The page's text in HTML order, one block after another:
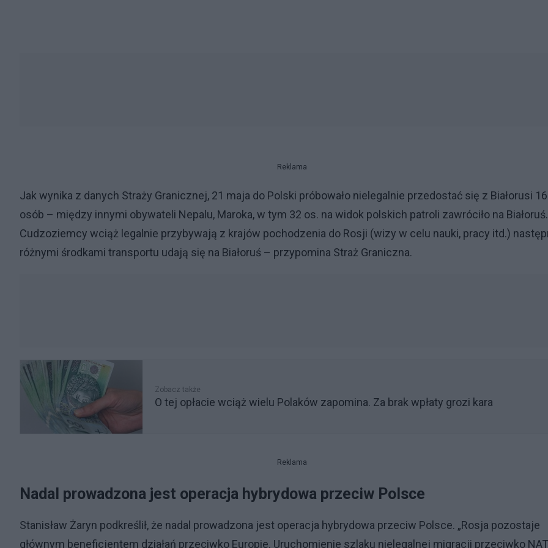
Reklama
Jak wynika z danych Straży Granicznej, 21 maja do Polski próbowało nielegalnie przedostać się z Białorusi 16
osób – między innymi obywateli Nepalu, Maroka, w tym 32 os. na widok polskich patroli zawróciło na Białoruś.
Cudzoziemcy wciąż legalnie przybywają z krajów pochodzenia do Rosji (wizy w celu nauki, pracy itd.)
różnymi środkami transportu udają się na Białoruś – przypomina Straż Graniczna.
Zobacz także
O tej opłacie wciąż wielu Polaków zapomina. Za brak wpłaty grozi kara
Reklama
Nadal prowadzona jest operacja hybrydowa przeciw Polsce
Stanisław Żaryn podkreślił, że nadal prowadzona jest operacja hybrydowa przeciw Polsce. „Rosja pozostaje
głównym beneficjentem działań przeciwko Europie. Uruchomienie szlaku nielegalnej migracji przeciwko